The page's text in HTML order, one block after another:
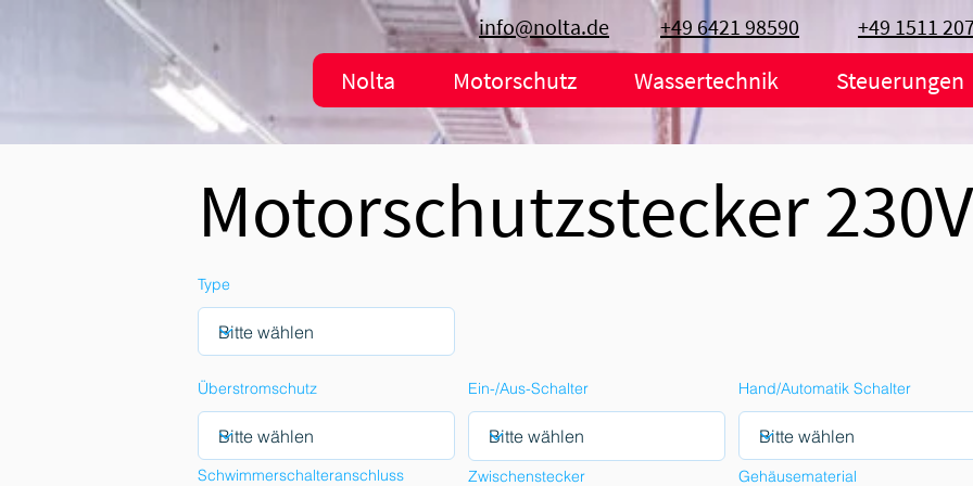
Nolta Motorschutz Wassertechnik Steuerungen
info@nolta.de +49 6421 98590 +49 1511
Motorschutzstecker 230V
Type
Überstromschutz
Schwimmerschalteranschluss
Ein-/Aus-Schalter
Zwischenstecker
Hand/Automatik Schalter
Gehäusematerial